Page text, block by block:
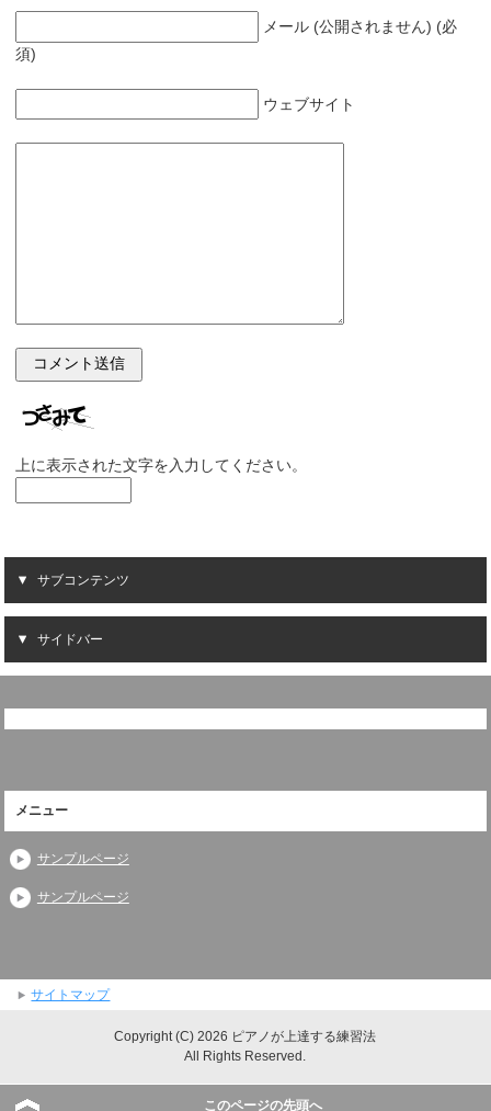
メール (公開されません) (必
須)
ウェブサイト
上に表示された文字を入力してください。
サブコンテンツ
サイドバー
メニュー
サンプルページ
サンプルページ
サイトマップ
Copyright (C) 2026 ピアノが上達する練習法
All Rights Reserved.
このページの先頭へ